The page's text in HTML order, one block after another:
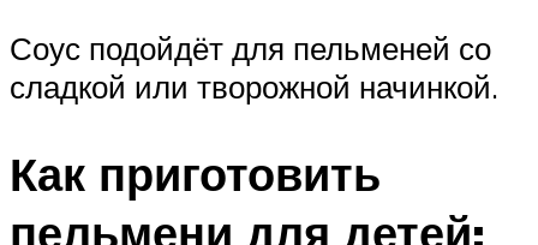
Соус подойдёт для пельменей со
сладкой или творожной начинкой.
Как приготовить
пельмени для детей: